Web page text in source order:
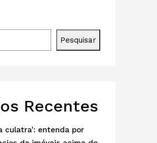
Pesquisar
Recentes
culatra’: entenda por